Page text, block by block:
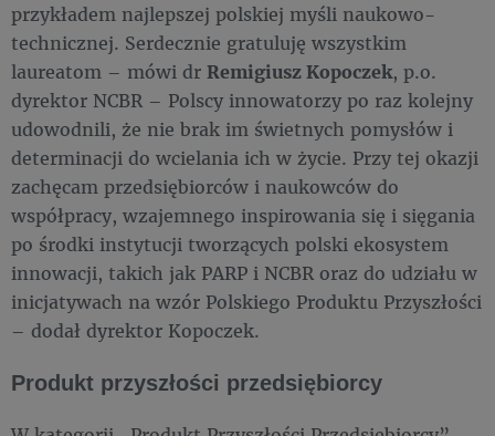
przykładem najlepszej polskiej myśli naukowo-
technicznej. Serdecznie gratuluję wszystkim
laureatom – mówi dr Remigiusz Kopoczek, p.o.
dyrektor NCBR – Polscy innowatorzy po raz kolejny
udowodnili, że nie brak im świetnych pomysłów i
determinacji do wcielania ich w życie. Przy tej okazji
zachęcam przedsiębiorców i naukowców do
współpracy, wzajemnego inspirowania się i sięgania
po środki instytucji tworzących polski ekosystem
innowacji, takich jak PARP i NCBR oraz do udziału w
inicjatywach na wzór Polskiego Produktu Przyszłości
– dodał dyrektor Kopoczek.
Produkt przyszłości przedsiębiorcy